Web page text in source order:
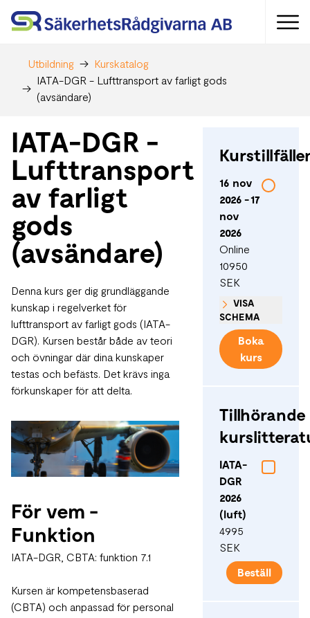
Utbildning
Kurskatalog
IATA-DGR - Lufttransport av farligt gods
(avsändare)
IATA-DGR -
Lufttransport
av farligt
gods
(avsändare)
Denna kurs ger dig grundläggande
kunskap i regelverket för
lufttransport av farligt gods (IATA-
DGR). Kursen består både av teori
och övningar där dina kunskaper
testas och befästs. Det krävs inga
förkunskaper för att delta.
För vem -
Funktion
IATA-DGR, CBTA: funktion 7.1
Kursen är kompetensbaserad
(CBTA) och anpassad för personal
16 nov
2026 - 17
nov
2026
Online
10950
SEK
VISA
SCHEMA
Boka
kurs
Tillhörande
IATA-
DGR
2026
(luft)
4995
SEK
Beställ